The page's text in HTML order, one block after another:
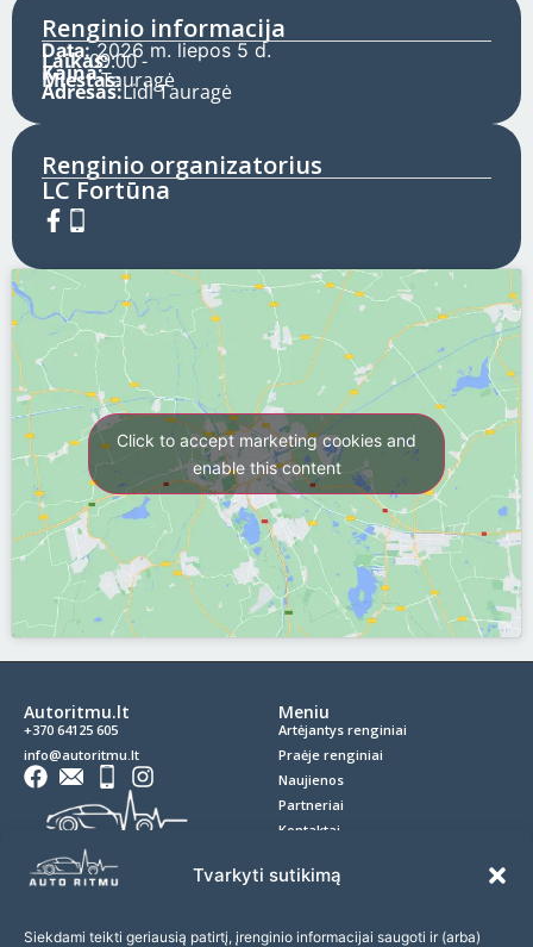
Tvarkyti sutikimą
Siekdami teikti geriausią patirtį, įrenginio informacijai saugoti ir (arba)
Renginio informacija
Data:2026 m. liepos 5 d.
Laikas:09:00 -
Kaina:
Miestas:Tauragė
Adresas:Lidl Tauragė
Renginio organizatorius
LC Fortūna
Click to accept marketing cookies and
enable this content
Autoritmu.lt
+370 64125 605
info@autoritmu.lt
Meniu
Artėjantys renginiai
Praėje renginiai
Naujienos
Partneriai
Kontaktai
Slapukai